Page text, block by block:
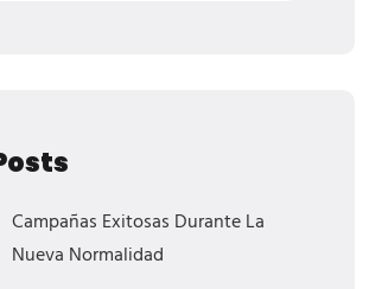
Campañas Exitosas Durante La
Nueva Normalidad